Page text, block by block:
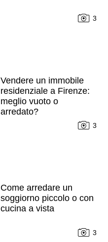
3
Vendere un immobile
residenziale a Firenze:
meglio vuoto o
arredato?
3
Come arredare un
soggiorno piccolo o con
cucina a vista
3